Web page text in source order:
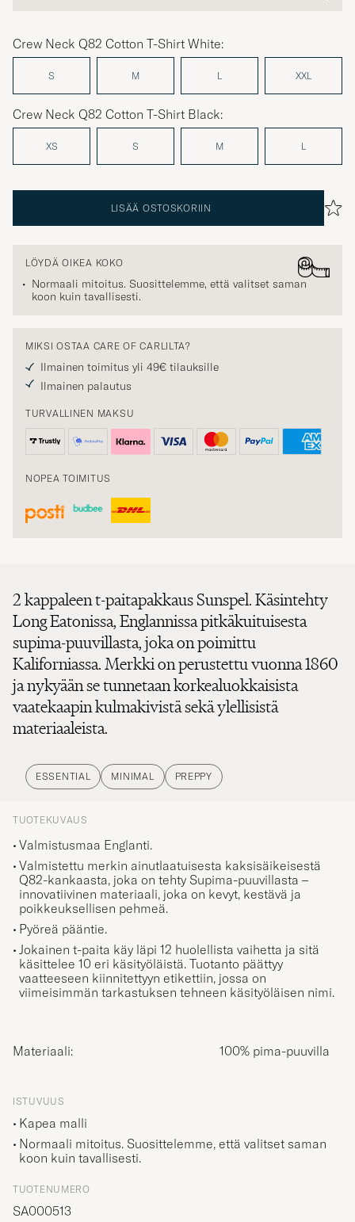
Crew Neck Q82 Cotton T-Shirt White:
S M L XXL
Crew Neck Q82 Cotton T-Shirt Black:
XS S M L
LISÄÄ OSTOSKORIIN
LÖYDÄ OIKEA KOKO
Normaali mitoitus. Suosittelemme, että valitset saman
koon kuin tavallisesti.
MIKSI OSTAA CARE OF CARLILTA?
Ilmainen toimitus yli 49€ tilauksille
Ilmainen palautus
TURVALLINEN MAKSU
NOPEA TOIMITUS
2 kappaleen t-paitapakkaus Sunspel. Käsintehty
Long Eatonissa, Englannissa pitkäkuituisesta
supima-puuvillasta, joka on poimittu
Kaliforniassa. Merkki on perustettu vuonna 1860
ja nykyään se tunnetaan korkealuokkaisista
vaatekaapin kulmakivistä sekä ylellisistä
materiaaleista.
ESSENTIAL MINIMAL PREPPY
TUOTEKUVAUS
Valmistusmaa Englanti.
Valmistettu merkin ainutlaatuisesta kaksisäikeisestä
Q82-kankaasta, joka on tehty Supima-puuvillasta –
innovatiivinen materiaali, joka on kevyt, kestävä ja
poikkeuksellisen pehmeä.
Pyöreä pääntie.
Jokainen t-paita käy läpi 12 huolellista vaihetta ja sitä
käsittelee 10 eri käsityöläistä. Tuotanto päättyy
vaatteeseen kiinnitettyyn etikettiin, jossa on
viimeisimmän tarkastuksen tehneen käsityöläisen nimi.
Materiaali: 100% pima-puuvilla
ISTUVUUS
Kapea malli
Normaali mitoitus. Suosittelemme, että valitset saman
koon kuin tavallisesti.
TUOTENUMERO
SA000513